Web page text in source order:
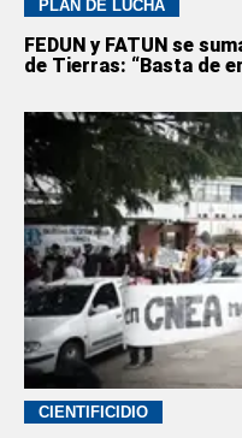
PLAN DE LUCHA
FEDUN y FATUN se
de Tierras: “Basta de
CIENTIFICIDIO